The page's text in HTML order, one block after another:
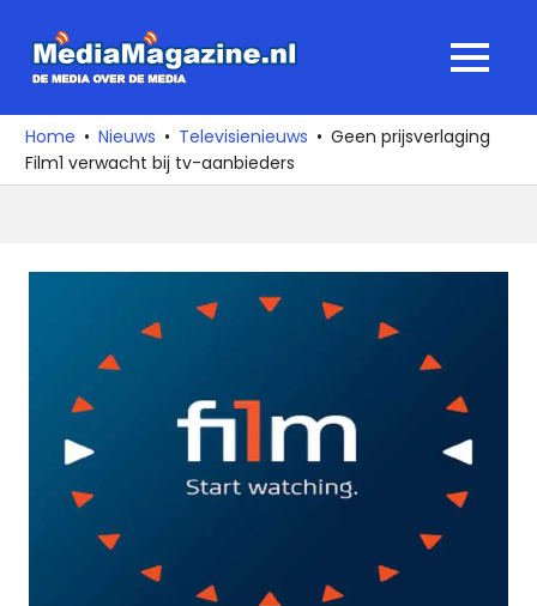
naar
media
over
de
MENU
Home Nieuws Televisienieuws
Geen prijsverlaging
Film1 verwacht bij tv-aanbieders